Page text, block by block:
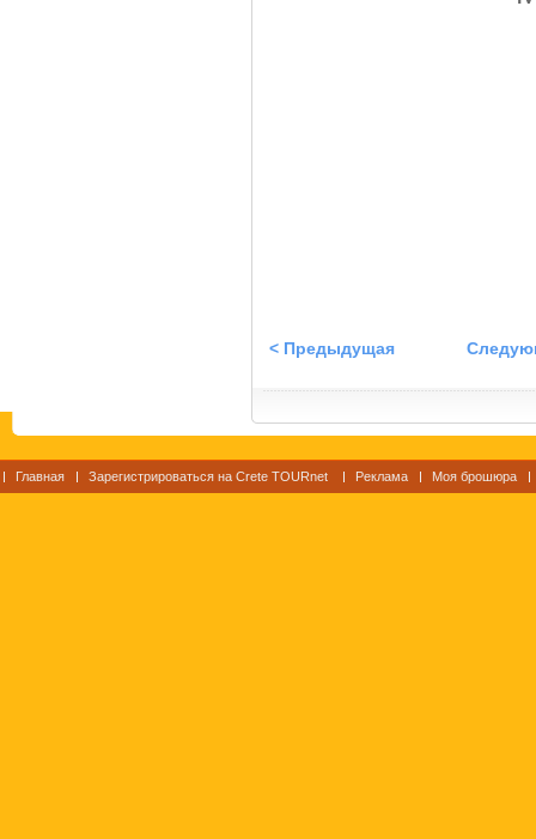
< Предыдущая
Главная Зарегистрироваться на Crete TOURnet Реклама Моя брошюра